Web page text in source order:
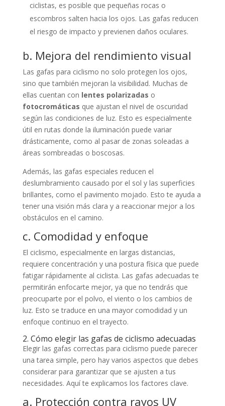
ciclistas, es posible que pequeñas rocas o
escombros salten hacia los ojos. Las gafas reducen
el riesgo de impacto y previenen daños oculares.
b. Mejora del rendimiento visual
Las gafas para ciclismo no solo protegen los ojos,
sino que también mejoran la visibilidad. Muchas de
ellas cuentan con lentes polarizadas o
fotocromáticas que ajustan el nivel de oscuridad
según las condiciones de luz. Esto es especialmente
útil en rutas donde la iluminación puede variar
drásticamente, como al pasar de zonas soleadas a
áreas sombreadas o boscosas.
Además, las gafas especiales reducen el
deslumbramiento causado por el sol y las superficies
brillantes, como el pavimento mojado. Esto te ayuda a
tener una visión más clara y a reaccionar mejor a los
obstáculos en el camino.
c. Comodidad y enfoque
El ciclismo, especialmente en largas distancias,
requiere concentración y una postura física que puede
fatigar rápidamente al ciclista. Las gafas adecuadas te
permitirán enfocarte mejor, ya que no tendrás que
preocuparte por el polvo, el viento o los cambios de
luz. Esto se traduce en una mayor comodidad y un
enfoque continuo en el trayecto.
2. Cómo elegir las gafas de ciclismo adecuadas
Elegir las gafas correctas para ciclismo puede parecer
una tarea simple, pero hay varios aspectos que debes
considerar para garantizar que se ajusten a tus
necesidades. Aquí te explicamos los factores clave.
a. Protección contra rayos UV